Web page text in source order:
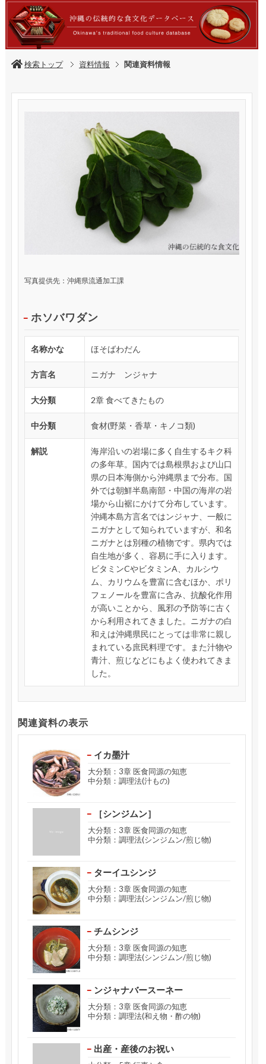
検索トップ 資料情報 関連資料情報
写真提供先：沖縄県流通加工課
ホソバワダン
名称かな ほそばわだん
方言名 ニガナ ンジャナ
大分類 2章 食べてきたもの
中分類 食材(野菜・香草・キノコ類)
解説
海岸沿いの岩場に多く自生するキク科
の多年草。国内では島根県および山口
県の日本海側から沖縄県まで分布。国
外では朝鮮半島南部・中国の海岸の岩
場から山裾にかけて分布しています。
沖縄本島方言名ではンジャナ、一般に
ニガナとして知られていますが、和名
ニガナとは別種の植物です。県内では
自生地が多く、容易に手に入ります。
ビタミンCやビタミンA、カルシウ
ム、カリウムを豊富に含むほか、ポリ
フェノールを豊富に含み、抗酸化作用
が高いことから、風邪の予防等に古く
から利用されてきました。ニガナの白
和えは沖縄県民にとっては非常に親し
まれている庶民料理です。また汁物や
青汁、煎じなどにもよく使われてきま
した。
関連資料の表示
イカ墨汁
大分類：3章 医食同源の知恵
中分類：調理法(汁もの)
［シンジムン］
大分類：3章 医食同源の知恵
中分類：調理法(シンジムン/煎じ物)
ターイユシンジ
大分類：3章 医食同源の知恵
中分類：調理法(シンジムン/煎じ物)
チムシンジ
大分類：3章 医食同源の知恵
中分類：調理法(シンジムン/煎じ物)
ンジャナバースーネー
大分類：3章 医食同源の知恵
中分類：調理法(和え物・酢の物)
出産・産後のお祝い